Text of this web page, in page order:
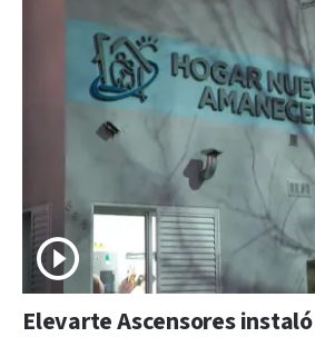
Elevarte Ascensores